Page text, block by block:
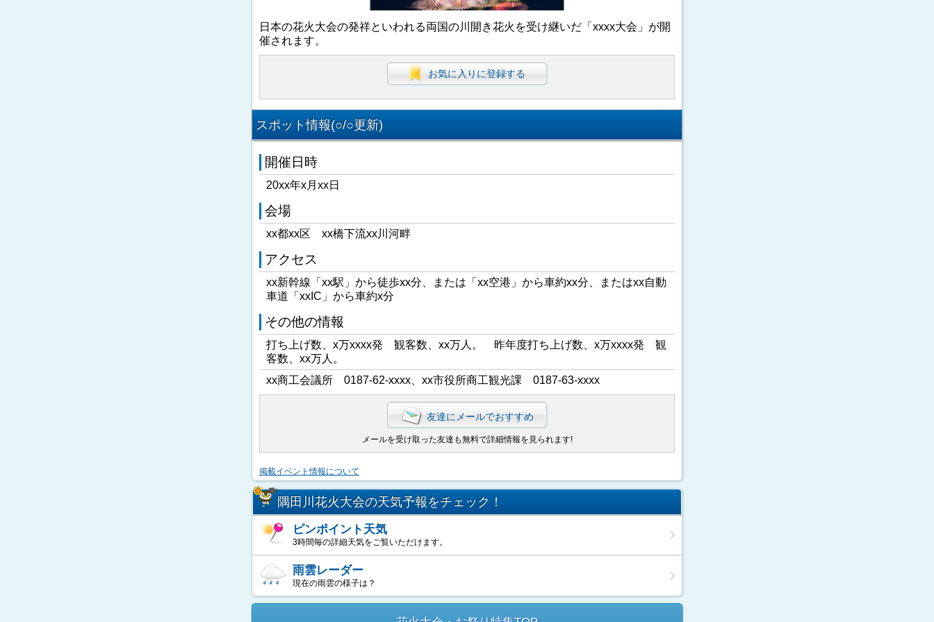
日本の花火大会の発祥といわれる両国の川開き花火を受け継いだ「xxxx大会」が開
催されます。
お気に入りに登録する
スポット情報(○/○更新)
開催日時
20xx年x月xx日
会場
xx都xx区 xx橋下流xx川河畔
アクセス
xx新幹線「xx駅」から徒歩xx分、または「xx空港」から車約xx分、またはxx自動
車道「xxIC」から車約x分
その他の情報
打ち上げ数、x万xxxx発 観客数、xx万人。 昨年度打ち上げ数、x万xxxx発 観
客数、xx万人。
xx商工会議所 0187-62-xxxx、xx市役所商工観光課 0187-63-xxxx
友達にメールでおすすめ
メールを受け取った友達も無料で詳細情報を見られます!
掲載イベント情報について
隅田川花火大会の天気予報をチェック！
ピンポイント天気
3時間毎の詳細天気をご覧いただけます。
雨雲レーダー
現在の雨雲の様子は？